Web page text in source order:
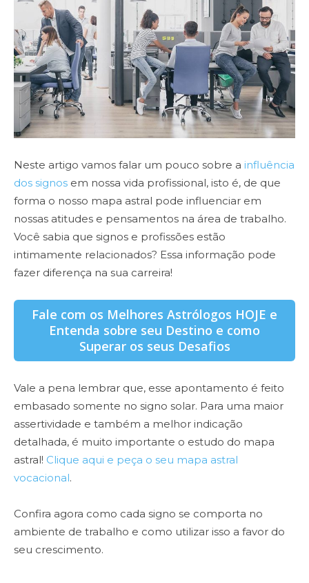
Neste artigo vamos falar um pouco sobre a influência
dos signos em nossa vida profissional, isto é, de que
forma o nosso mapa astral pode influenciar em
nossas atitudes e pensamentos na área de trabalho.
Você sabia que signos e profissões estão
intimamente relacionados? Essa informação pode
fazer diferença na sua carreira!
Fale com os Melhores Astrólogos HOJE e
Entenda sobre seu Destino e como
Superar os seus Desafios
Vale a pena lembrar que, esse apontamento é feito
embasado somente no signo solar. Para uma maior
assertividade e também a melhor indicação
detalhada, é muito importante o estudo do mapa
astral! Clique aqui e peça o seu mapa astral
vocacional.
Confira agora como cada signo se comporta no
ambiente de trabalho e como utilizar isso a favor do
seu crescimento.